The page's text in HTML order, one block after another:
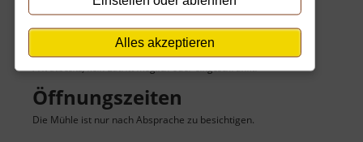
Alles akzeptieren
Eintritt
Der Eintritt ist kostenlos.
Privatbesitz, kein Zutritt möglich oder eingeschränkt.
Öffnungszeiten
Die Mühle ist nur nach Absprache zu besichtigen.